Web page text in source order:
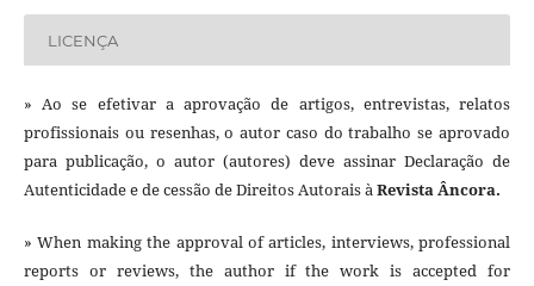
LICENÇA
» Ao se efetivar a aprovação de artigos, entrevistas, relatos
profissionais ou resenhas, o autor caso do trabalho se aprovado
para publicação, o autor (autores) deve assinar Declaração de
Autenticidade e de cessão de Direitos Autorais àRevista Âncora.
» When making the approval of articles, interviews, professional
reports or reviews, the author if the work is accepted for